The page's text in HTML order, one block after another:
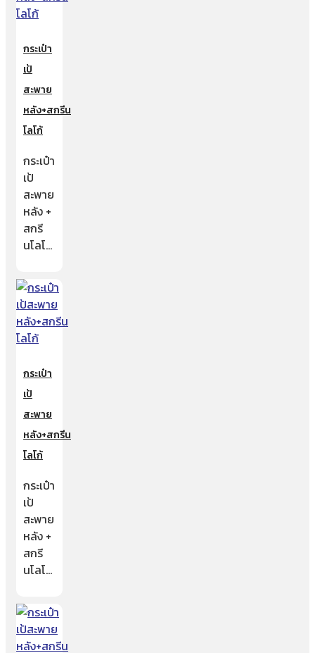
กระเป๋า
เป้
สะพาย
หลัง+สกรีน
โลโก้
กระเป๋า
เป้
สะพาย
หลัง +
สกรี
นโลโ…
กระเป๋า
เป้
สะพาย
หลัง+สกรีน
โลโก้
กระเป๋า
เป้
สะพาย
หลัง +
สกรี
นโลโ…